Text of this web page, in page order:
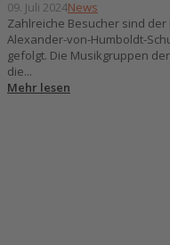
09. Juli 2024News
Zahlreiche Besucher sind
Alexander-von-Humboldt-
gefolgt. Die Musikgruppen
die...
Mehr lesen